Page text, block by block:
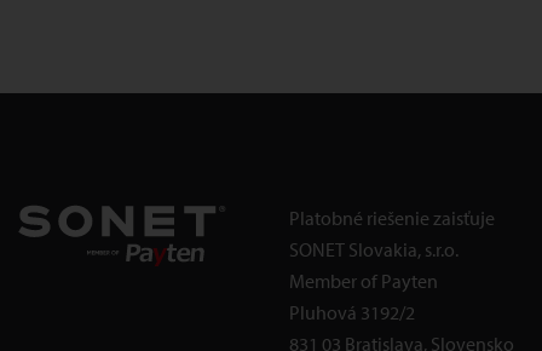
Platobné riešenie zaisťuje
SONET Slovakia, s.r.o.
Member of Payten
Pluhová 3192/2
831 03 Bratislava, Slovensko